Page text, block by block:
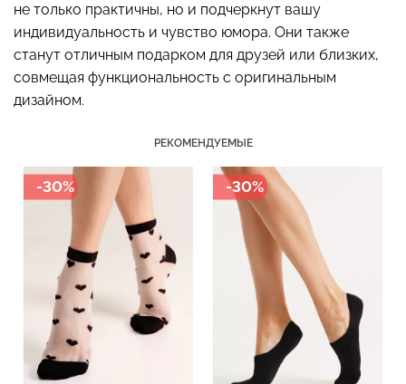
не только практичны, но и подчеркнут вашу
индивидуальность и чувство юмора. Они также
станут отличным подарком для друзей или близких,
совмещая функциональность с оригинальным
дизайном.
РЕКОМЕНДУЕМЫЕ
-30%
Бесшовные стринги
STRING BRIEFS (черный)
Giulia
179 грн.299 грн.
Топ на бретелях в рубчик
CAMI TOP RIB white
(белый) Giulia